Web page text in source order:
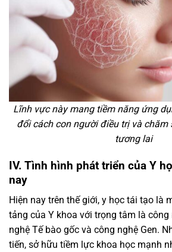
Lĩnh vực này mang tiềm năng ứng
đổi cách con người điều trị và chăm
tương lai
IV. Tình hình phát triển của Y
nay
Hiện nay trên thế giới, y học tái tạo là
tảng của Y khoa với trọng tâm là công
nghệ Tế bào gốc và công nghệ Gen.
tiến, sở hữu tiềm lực khoa học mạnh